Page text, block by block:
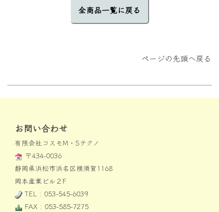
全商品一覧に戻る
ページの先頭へ戻る
お問い合わせ
有限会社コスモM・Sテクノ
〒434-0036
静岡県浜松市浜名区横須賀1168
岡本産業ビル２F
TEL : 053-545-6039
FAX : 053-585-7275